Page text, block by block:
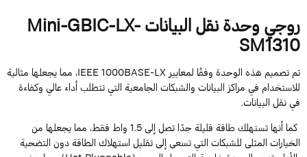
روجي وحدة نقل البيانات Mini-GBIC-LX-
تم تصميم هذه الوحدة وفقًا لمعايير IEEE 1000BASE-LX، مما يجعلها مثالية
في مراكز البيانات والشبكات الجامعية التي تتطلب أداء عالي وكفاءة
نقل البيانات.
كما أنها تستهلك طاقة قليلة جدًا تصل إلى 1.5 واط فقط، مما يجعلها من
المثلى للشبكات التي تسعى إلى تقليل استهلاك الطاقة دون التضحية